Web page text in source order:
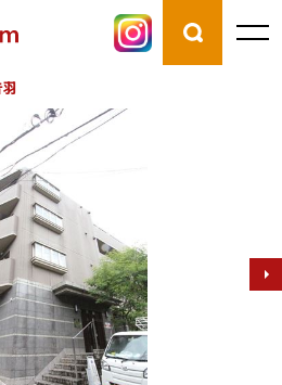
羽